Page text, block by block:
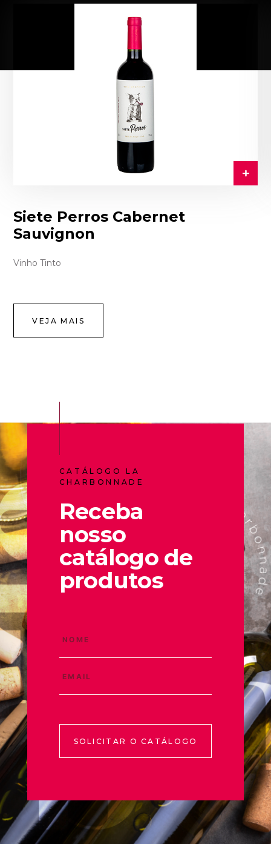
Siete Perros Cabernet
Sauvignon
Vinho Tinto
VEJA MAIS
CATÁLOGO LA
CHARBONNADE
Receba
nosso
catálogo de
produtos
SOLICITAR O CATÁLOGO